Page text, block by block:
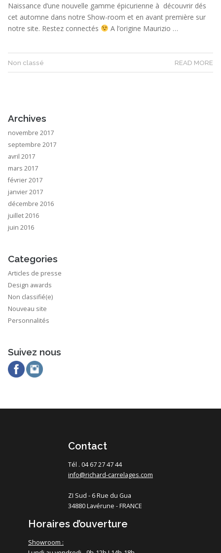
Naissance d’une nouvelle gamme épicurienne à découvrir dés
cet automne dans notre Show-room et en avant première sur
notre site. Restez connectés
A l’origine Maurizio …
Non classé READ MORE
Archives
novembre 2017
septembre 2017
avril 2017
mars 2017
février 2017
janvier 2017
décembre 2016
juillet 2016
juin 2016
Categories
Articles de presse
Design awards
Non classifié(e)
Nouveau site
Personnalités
Suivez nous
Contact
Tél . 04 67 27 47 44
info@richard-carrelages.com
ZI Sud - 6 Rue du Gua
34880 Lavérune - FRANCE
Horaires d’ouverture
Showroom :